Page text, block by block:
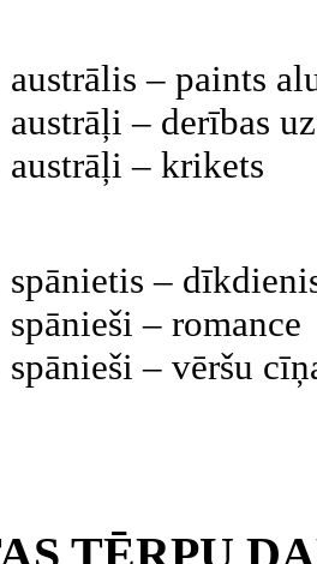
austrālis – paints
austrāļi – derības
austrāļi – krikets
spānietis –
spānieši – romance
spānieši – vēršu